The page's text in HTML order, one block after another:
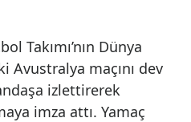
Takımı’nın Dünya
Avustralya maçını dev
izlettirerek
imza attı. Yamaç